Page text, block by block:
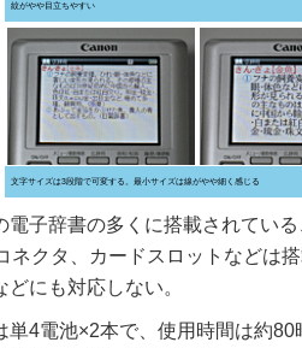
紋がやや目立ちやすい
文字サイズは3段階で可変する。最小サイズは線がやや細く感じる
子辞書の多くに搭載されてい
ネクタ、カードスロットなどは
どにも対応しない。
4電池×2本で、使用時間は約80